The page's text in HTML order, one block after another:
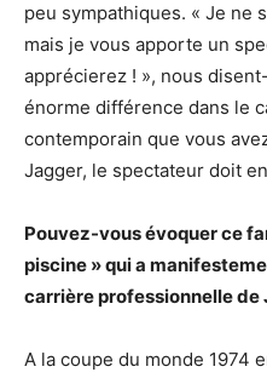
peu sympathiques. « Je ne
mais je vous apporte un
apprécierez ! », nous
énorme différence dans le
contemporain que vous
Jagger, le spectateur doit
Pouvez-vous évoquer ce
piscine » qui a
carrière professionnelle de
A la coupe du monde 1974